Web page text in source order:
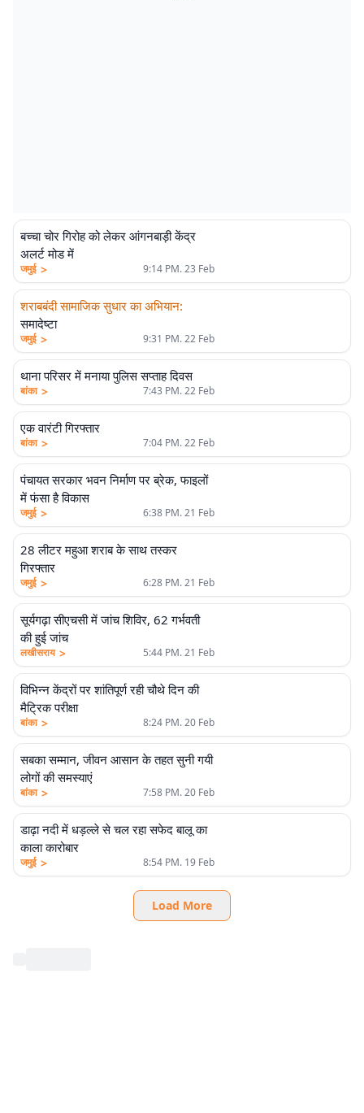
बच्चा चोर गिरोह को लेकर आंगनबाड़ी केंद्र
अलर्ट मोड में
जमुई > 9:14 PM. 23 Feb
शराबबंदी सामाजिक सुधार का अभियान:
समादेष्टा
जमुई > 9:31 PM. 22 Feb
थाना परिसर में मनाया पुलिस सप्ताह दिवस
बांका > 7:43 PM. 22 Feb
एक वारंटी गिरफ्तार
बांका > 7:04 PM. 22 Feb
पंचायत सरकार भवन निर्माण पर ब्रेक, फाइलों
में फंसा है विकास
जमुई > 6:38 PM. 21 Feb
28 लीटर महुआ शराब के साथ तस्कर
गिरफ्तार
जमुई > 6:28 PM. 21 Feb
सूर्यगढ़ा सीएचसी में जांच शिविर, 62 गर्भवती
की हुई जांच
लखीसराय > 5:44 PM. 21 Feb
विभिन्न केंद्रों पर शांतिपूर्ण रही चौथे दिन की
मैट्रिक परीक्षा
बांका > 8:24 PM. 20 Feb
सबका सम्मान, जीवन आसान के तहत सुनी गयी
लोगों की समस्याएं
बांका > 7:58 PM. 20 Feb
डाढ़ा नदी में धड़ल्ले से चल रहा सफेद बालू का
काला कारोबार
जमुई > 8:54 PM. 19 Feb
Load More